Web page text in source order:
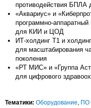
противодействия БПЛА
«Аквариус» и
программно-аппаратный
для КИИ и ЦОД
ИТ-холдинг Т1 и
для масштабирования
поколения
«РТ МИС» и «Группа
для цифрового
Тематики: Оборудование, ПО